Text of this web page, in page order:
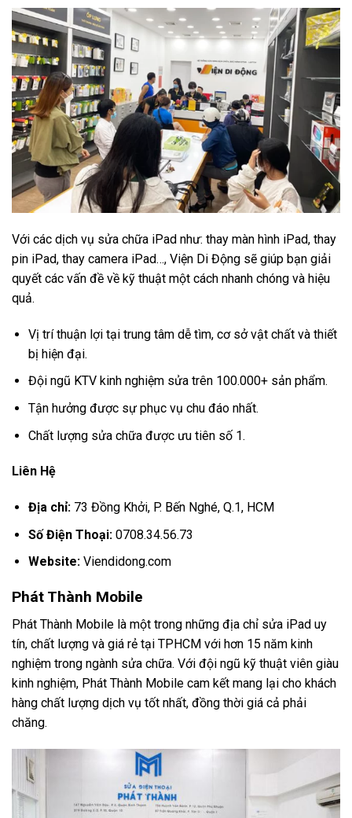
Với các dịch vụ sửa chữa iPad như: thay màn hình iPad, thay
pin iPad, thay camera iPad…, Viện Di Động sẽ giúp bạn giải
quyết các vấn đề về kỹ thuật một cách nhanh chóng và hiệu
quả.
Vị trí thuận lợi tại trung tâm dễ tìm, cơ sở vật chất và thiết
bị hiện đại.
Đội ngũ KTV kinh nghiệm sửa trên 100.000+ sản phẩm.
Tận hưởng được sự phục vụ chu đáo nhất.
Chất lượng sửa chữa được ưu tiên số 1.
Liên Hệ
Địa chỉ:73 Đồng Khởi, P. Bến Nghé, Q.1, HCM
Số Điện Thoại:0708.34.56.73
Website:Viendidong.com
Phát Thành Mobile
Phát Thành Mobile là một trong những địa chỉ sửa iPad uy
tín, chất lượng và giá rẻ tại TPHCM với hơn 15 năm kinh
nghiệm trong ngành sửa chữa. Với đội ngũ kỹ thuật viên giàu
kinh nghiệm, Phát Thành Mobile cam kết mang lại cho khách
hàng chất lượng dịch vụ tốt nhất, đồng thời giá cả phải
chăng.